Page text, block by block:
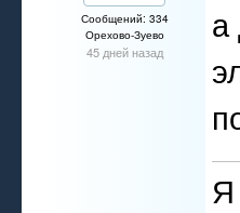
Сообщений: 334
Орехово-Зуево
45 дней назад
а
Я